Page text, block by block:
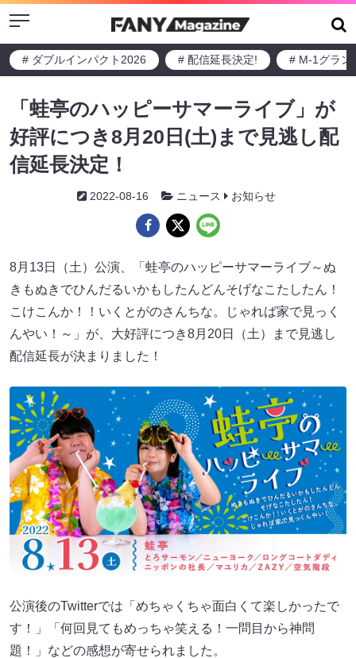
Menu
# ダブルインパクト2026 # 配信延長決定! # M-1グラン
「蛙亭のハッピーサマーライブ」が
好評につき8月20日(土)まで見逃し配
信延長決定！
2022-08-16 ニュース お知らせ
8月13日（土）公演、「蛙亭のハッピーサマーライブ～ぬ
きもぬきでひんだるいかもしたんどんそげなこたしたん！
こけこんか！！いくとがのさんちな。じゃれば家で見っく
んやい！～」が、大好評につき8月20日（土）まで見逃し
配信延長が決まりました！
公演後のTwitterでは「めちゃくちゃ面白くて楽しかったで
す！」「何回見てもめっちゃ笑える！一問目から神問
題！」などの感想が寄せられました。